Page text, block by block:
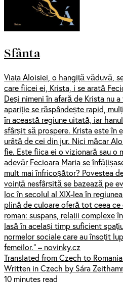
Sfânta
Viața Aloisiei, o hangiță văduvă,
care fiicei ei, Krista, i se arată
Deși nimeni în afară de Krista nu
apariție se răspândește rapid,
în această regiune uitată, iar
sfârșit să prospere. Krista este în
urâtă de cei din jur. Nici măcar
fie. Este fiica ei o vizionară sau o
adevăr Fecioara Maria se
mult mai înfricoșător? Povestea
voință nesfârșită se bazează pe
loc în secolul al XIX-lea în
plină de culoare oferă tot ceea
roman: suspans, relații complexe
lasă în același timp suficient
normelor sociale care au însoțit
femeilor.” – novinky.cz
Translated from Czech to
Written in Czech by Sára
10 minutes read